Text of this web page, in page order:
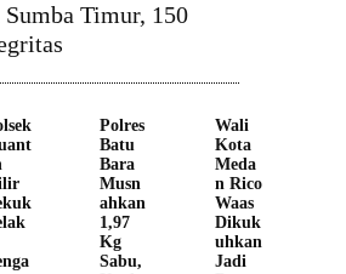
Timur, 150
Polres
Batu
Bara
Musn
ahkan
1,97
Kg
Sabu,
Wali
Kota
Meda
n Rico
Waas
Dikuk
uhkan
Jadi